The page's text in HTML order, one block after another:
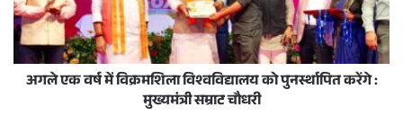
अगले एक वर्ष में विक्रमशिला विश्वविद्यालय को पुनर्स्थापित करेंगे :
मुख्यमंत्री सम्राट चौधरी